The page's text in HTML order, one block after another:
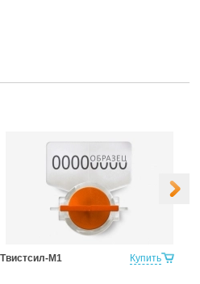
Купить
Твистсил-М1